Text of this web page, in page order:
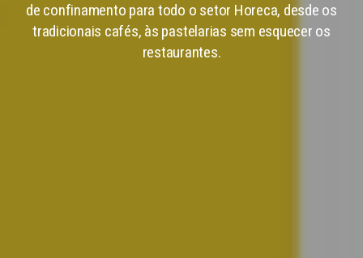
de confinamento para todo o setor Horeca, desde os
tradicionais cafés, às pastelarias sem esquecer os
restaurantes.